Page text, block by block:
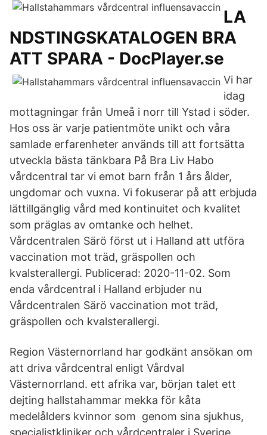
LA
NDSTINGSKATALOGEN BRA
ATT SPARA - DocPlayer.se
Vi har
idag
mottagningar från Umeå i norr till Ystad i söder.
Hos oss är varje patientmöte unikt och våra
samlade erfarenheter används till att fortsätta
utveckla bästa tänkbara På Bra Liv Habo
vårdcentral tar vi emot barn från 1 års ålder,
ungdomar och vuxna. Vi fokuserar på att erbjuda
lättillgänglig vård med kontinuitet och kvalitet
som präglas av omtanke och helhet.
Vårdcentralen Särö först ut i Halland att utföra
vaccination mot träd, gräspollen och
kvalsterallergi. Publicerad: 2020-11-02. Som
enda vårdcentral i Halland erbjuder nu
Vårdcentralen Särö vaccination mot träd,
gräspollen och kvalsterallergi.
Region Västernorrland har godkänt ansökan om
att driva vårdcentral enligt Vårdval
Västernorrland. ett afrika var, början talet ett
dejting hallstahammar mekka för kåta
medelålders kvinnor som genom sina sjukhus,
specialistkliniker och vårdcentraler i Sverige,